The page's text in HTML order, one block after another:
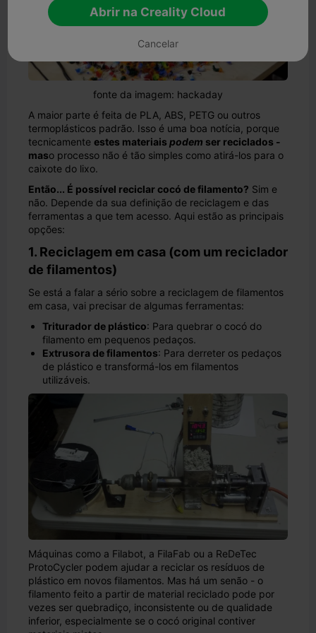
fonte da imagem: hackaday
A maior parte é feita de PLA, ABS, PETG ou outros
termoplásticos padrão. Isso é uma boa notícia, porque
tecnicamente estes materiais podem ser reciclados -
maso processo não é tão simples como atirá-los para o
caixote do lixo.
Então... É possível reciclar cocó de filamento? Sim e
não. Depende da sua definição de reciclagem e das
ferramentas a que tem acesso. Aqui estão as principais
opções:
1. Reciclagem em casa (com um reciclador
de filamentos)
Se está a falar a sério sobre a reciclagem de filamentos
em casa, vai precisar de algumas ferramentas:
Triturador de plástico: Para quebrar o cocó do
filamento em pequenos pedaços.
Extrusora de filamentos: Para derreter os pedaços
de plástico e transformá-los em filamentos
utilizáveis.
Máquinas como a Filabot, a FilaFab ou a ReDeTec
ProtoCycler podem ajudar a reciclar os resíduos de
plástico em novos filamentos. Mas há um senão - o
filamento feito a partir de material reciclado pode por
vezes ser quebradiço, inconsistente ou de qualidade
inferior, especialmente se o cocó original contiver
Abrir na Creality Cloud
Cancelar